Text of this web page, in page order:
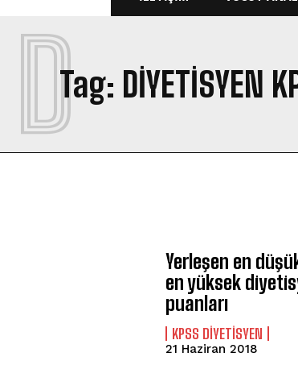
Tag: DIYETISYEN
D
Yerleşen en
en yüksek
puanları
KPSS DIYETISYEN
21 Haziran 2018